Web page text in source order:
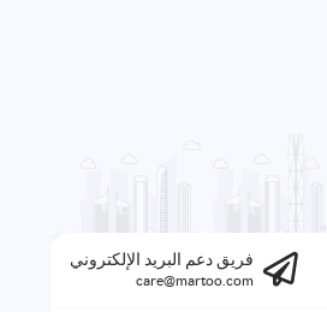
فريق دعم البريد الإلكتروني
care@martoo.com